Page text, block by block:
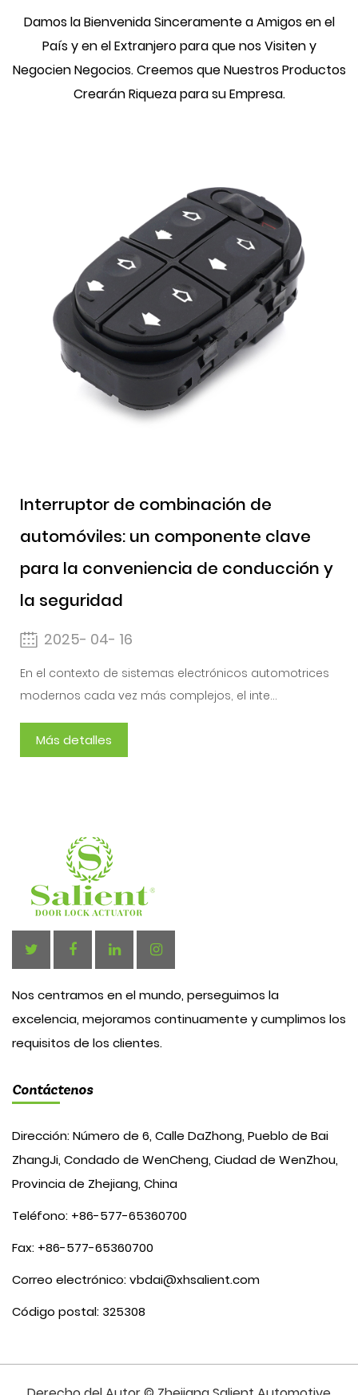
Damos la Bienvenida Sinceramente a Amigos en el
País y en el Extranjero para que nos Visiten y
Negocien Negocios. Creemos que Nuestros Productos
Crearán Riqueza para su Empresa.
Interruptor de combinación de
automóviles: un componente clave
para la conveniencia de conducción y
la seguridad
2025- 04- 16
En el contexto de sistemas electrónicos automotrices
modernos cada vez más complejos, el inte...
Más detalles
Nos centramos en el mundo, perseguimos la
excelencia, mejoramos continuamente y cumplimos los
requisitos de los clientes.
Contáctenos
Dirección: Número de 6, Calle DaZhong, Pueblo de Bai
ZhangJi, Condado de WenCheng, Ciudad de WenZhou,
Provincia de Zhejiang, China
Teléfono: +86-577-65360700
Fax: +86-577-65360700
Correo electrónico:vbdai@xhsalient.com
Código postal: 325308